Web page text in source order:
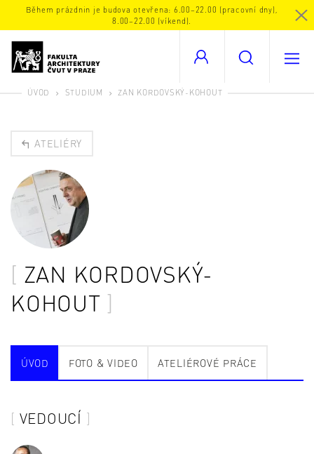
Během prázdnin je budova otevřena: 6.00–22.00 (pracovní dny),
8.00–22.00 (víkend).
ÚVOD STUDIUM ZAN KORDOVSKÝ-KOHOUT
ATELIÉRY
ZAN KORDOVSKÝ-
KOHOUT
ÚVOD FOTO & VIDEO ATELIÉROVÉ PRÁCE
VEDOUCÍ